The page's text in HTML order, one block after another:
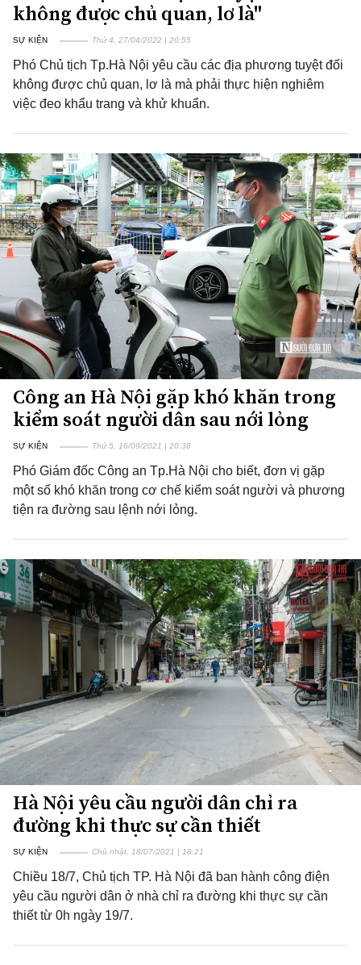
không được chủ quan, lơ là"
SỰ KIỆN Thứ 4, 27/04/2022 | 20:55
Phó Chủ tịch Tp.Hà Nội yêu cầu các địa phương tuyệt đối
không được chủ quan, lơ là mà phải thực hiện nghiêm
việc đeo khẩu trang và khử khuẩn.
Công an Hà Nội gặp khó khăn trong
kiểm soát người dân sau nới lỏng
SỰ KIỆN Thứ 5, 16/09/2021 | 20:38
Phó Giám đốc Công an Tp.Hà Nội cho biết, đơn vị gặp
một số khó khăn trong cơ chế kiểm soát người và phương
tiện ra đường sau lệnh nới lỏng.
Hà Nội yêu cầu người dân chỉ ra
đường khi thực sự cần thiết
SỰ KIỆN Chủ nhật, 18/07/2021 | 18:21
Chiều 18/7, Chủ tịch TP. Hà Nội đã ban hành công điện
yêu cầu người dân ở nhà chỉ ra đường khi thực sự cần
thiết từ 0h ngày 19/7.